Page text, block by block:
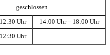
geschlossen
Uhr 14:00 Uhr – 18:00 Uhr
Uhr